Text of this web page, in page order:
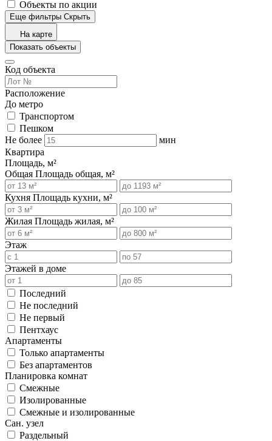
Объекты по акции
Еще фильтры Скрыть
На карте
Показать объекты
Код объекта
Расположение
До метро
Транспортом
Пешком
Не более
мин
Квартира
Площадь, м²
Общая Площадь общая, м²
Кухня Площадь кухни, м²
Жилая Площадь жилая, м²
Этаж
Этажей в доме
Последний
Не последний
Не первый
Пентхаус
Апартаменты
Только апартаменты
Без апартаментов
Планировка комнат
Смежные
Изолированные
Смежные и изолированные
Сан. узел
Раздельный